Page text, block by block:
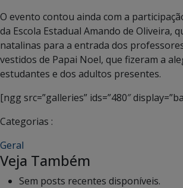
O evento contou ainda com a
da Escola Estadual Amando de Oliveira,
natalinas para a entrada dos
vestidos de Papai Noel, que fizeram a
estudantes e dos adultos presentes.
[ngg src=”galleries” ids=”480″
Categorias :
Geral
Veja Também
Sem posts recentes disponíveis.